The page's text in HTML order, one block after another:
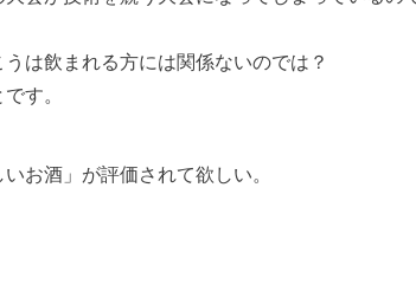
は飲まれる方には関係ないのでは？
す。
お酒」が評価されて欲しい。